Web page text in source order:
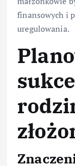
finansowych i
uregulowania.